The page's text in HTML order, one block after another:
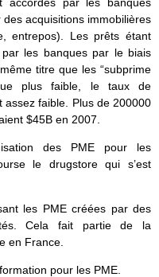
acquisitions immobilières
entrepos). Les prêts étant
par les banques par le biais
titre que les “subprime
plus faible, le taux de
assez faible. Plus de 200000
$45B en 2007.
des PME pour les
le drugstore qui s’est
les PME créées par des
Cela fait partie de la
en France.
pour les PME.